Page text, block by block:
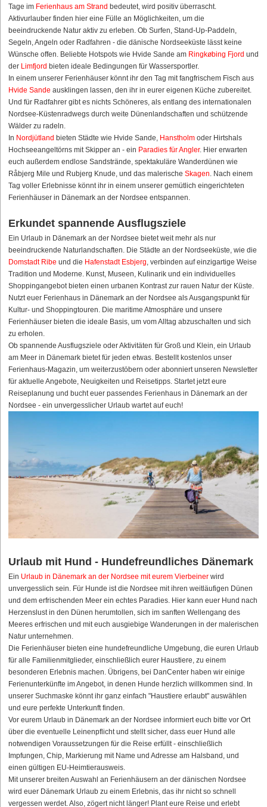
Tage im Ferienhaus am Strand bedeutet, wird positiv überrascht.
Aktivurlauber finden hier eine Fülle an Möglichkeiten, um die
beeindruckende Natur aktiv zu erleben. Ob Surfen, Stand-Up-Paddeln,
Segeln, Angeln oder Radfahren - die dänische Nordseeküste lässt keine
Wünsche offen. Beliebte Hotspots wie Hvide Sande am Ringkøbing Fjord und
der Limfjord bieten ideale Bedingungen für Wassersportler.
In einem unserer Ferienhäuser könnt ihr den Tag mit fangfrischem Fisch aus
Hvide Sande ausklingen lassen, den ihr in eurer eigenen Küche zubereitet.
Und für Radfahrer gibt es nichts Schöneres, als entlang des internationalen
Nordsee-Küstenradwegs durch weite Dünenlandschaften und schützende
Wälder zu radeln.
In Nordjütland bieten Städte wie Hvide Sande, Hanstholmoder Hirtshals
Hochseeangeltörns mit Skipper an - ein Paradies für Angler. Hier erwarten
euch außerdem endlose Sandstrände, spektakuläre Wanderdünen wie
Råbjerg Mile und Rubjerg Knude, und das malerische Skagen. Nach einem
Tag voller Erlebnisse könnt ihr in einem unserer gemütlich eingerichteten
Ferienhäuser in Dänemark an der Nordsee entspannen.
Erkundet spannende Ausflugsziele
Ein Urlaub in Dänemark an der Nordsee bietet weit mehr als nur
beeindruckende Naturlandschaften. Die Städte an der Nordseeküste, wie die
Domstadt Ribe und die Hafenstadt Esbjerg, verbinden auf einzigartige Weise
Tradition und Moderne. Kunst, Museen, Kulinarik und ein individuelles
Shoppingangebot bieten einen urbanen Kontrast zur rauen Natur der Küste.
Nutzt euer Ferienhaus in Dänemark an der Nordsee als Ausgangspunkt für
Kultur- und Shoppingtouren. Die maritime Atmosphäre und unsere
Ferienhäuser bieten die ideale Basis, um vom Alltag abzuschalten und sich
zu erholen.
Ob spannende Ausflugsziele oder Aktivitäten für Groß und Klein, ein Urlaub
am Meer in Dänemark bietet für jeden etwas. Bestellt kostenlos unser
Ferienhaus-Magazin, um weiterzustöbern oder abonniert unseren Newsletter
für aktuelle Angebote, Neuigkeiten und Reisetipps. Startet jetzt eure
Reiseplanung und bucht euer passendes Ferienhaus in Dänemark an der
Nordsee - ein unvergesslicher Urlaub wartet auf euch!
Urlaub mit Hund - Hundefreundliches Dänemark
Ein Urlaub in Dänemark an der Nordsee mit eurem Vierbeinerwird
unvergesslich sein. Für Hunde ist die Nordsee mit ihren weitläufigen Dünen
und dem erfrischenden Meer ein echtes Paradies. Hier kann euer Hund nach
Herzenslust in den Dünen herumtollen, sich im sanften Wellengang des
Meeres erfrischen und mit euch ausgiebige Wanderungen in der malerischen
Natur unternehmen.
Die Ferienhäuser bieten eine hundefreundliche Umgebung, die euren Urlaub
für alle Familienmitglieder, einschließlich eurer Haustiere, zu einem
besonderen Erlebnis machen. Übrigens, bei DanCenter haben wir einige
Ferienunterkünfte im Angebot, in denen Hunde herzlich willkommen sind. In
unserer Suchmaske könnt ihr ganz einfach "Haustiere erlaubt" auswählen
und eure perfekte Unterkunft finden.
Vor eurem Urlaub in Dänemark an der Nordsee informiert euch bitte vor Ort
über die eventuelle Leinenpflicht und stellt sicher, dass euer Hund alle
notwendigen Voraussetzungen für die Reise erfüllt - einschließlich
Impfungen, Chip, Markierung mit Name und Adresse am Halsband, und
einen gültigen EU-Heimtierausweis.
Mit unserer breiten Auswahl an Ferienhäusern an der dänischen Nordsee
wird euer Dänemark Urlaub zu einem Erlebnis, das ihr nicht so schnell
vergessen werdet. Also, zögert nicht länger! Plant eure Reise und erlebt